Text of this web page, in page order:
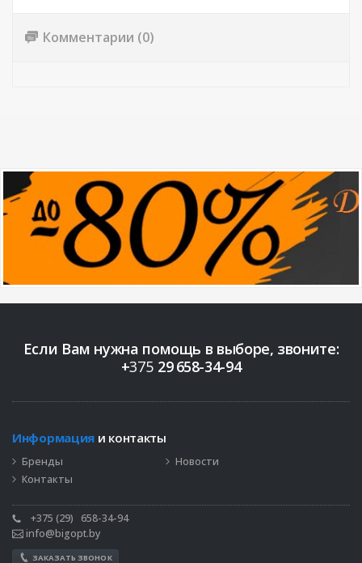
Комментарии (0)
Если Вам нужна помощь в выборе, звоните:
+375 29658-34-94
Информация и контакты
Бренды
Новости
Контакты
+375 (29)
658-34-94
info@bigopt.by
ЗАКАЗАТЬ ЗВОНОК